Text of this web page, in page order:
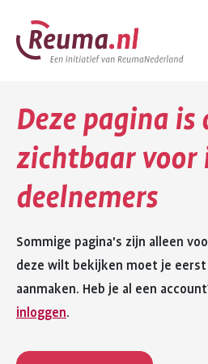
Spring
naar
hoofdinhoud
Spring
naar
footer
Deze pagina is
zichtbaar voor
deelnemers
Sommige pagina's zijn alleen
deze wilt bekijken moet je
aanmaken. Heb je al een
inloggen.